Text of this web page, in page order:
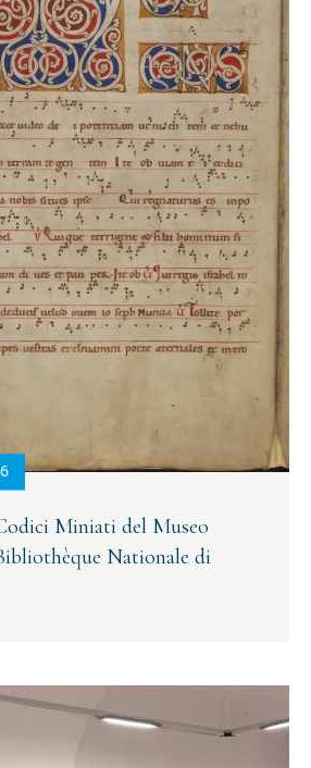
Miniati del Museo
Nationale di